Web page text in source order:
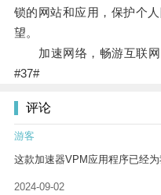
锁的网站和应用，保护个
望。
加速网络，畅游互联网
#37#
评论
游客
这款加速器VPM应用程序已经为
2024-09-02